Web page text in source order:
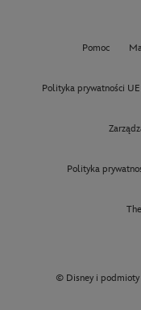
Pomoc
Polityka prywatności UE
Polityka
© Disney i podmioty